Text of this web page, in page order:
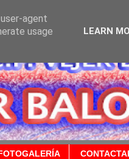
agent
usage
LEARN